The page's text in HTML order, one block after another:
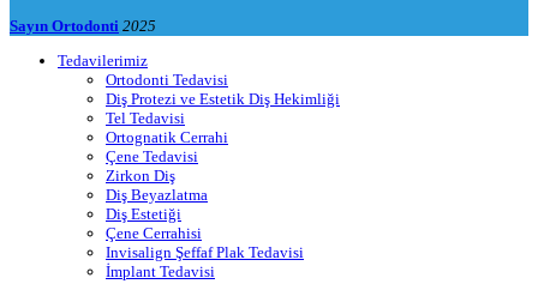
Sayın Ortodonti 2025
Tedavilerimiz
Ortodonti Tedavisi
Diş Protezi ve Estetik Diş Hekimliği
Tel Tedavisi
Ortognatik Cerrahi
Çene Tedavisi
Zirkon Diş
Diş Beyazlatma
Diş Estetiği
Çene Cerrahisi
Invisalign Şeffaf Plak Tedavisi
İmplant Tedavisi